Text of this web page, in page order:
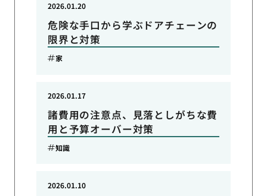
危険な手口から学ぶドアチェーンの
限界と対策
2026.01.20
家
諸費用の注意点、見落としがちな費
用と予算オーバー対策
2026.01.17
知識
2026.01.10